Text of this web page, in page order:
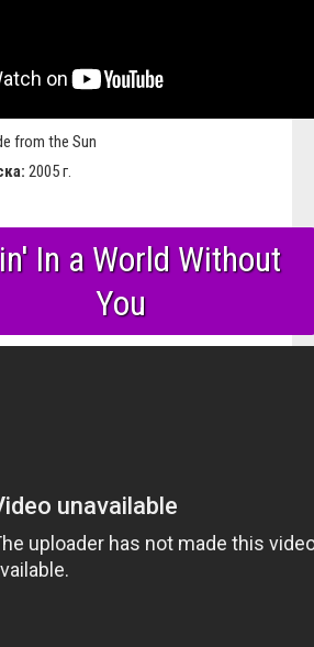
from the Sun
2005 г.
In a World Without
You